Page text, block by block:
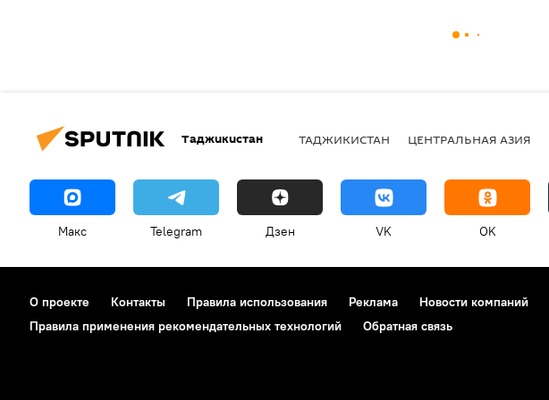
Таджикистан ТАДЖИКИСТАН ЦЕНТРАЛЬНАЯ АЗИЯ
Макс Telegram Дзен VK OK
О проекте Контакты Правила использования Реклама Новости компаний
Правила применения рекомендательных технологий
Обратная связь